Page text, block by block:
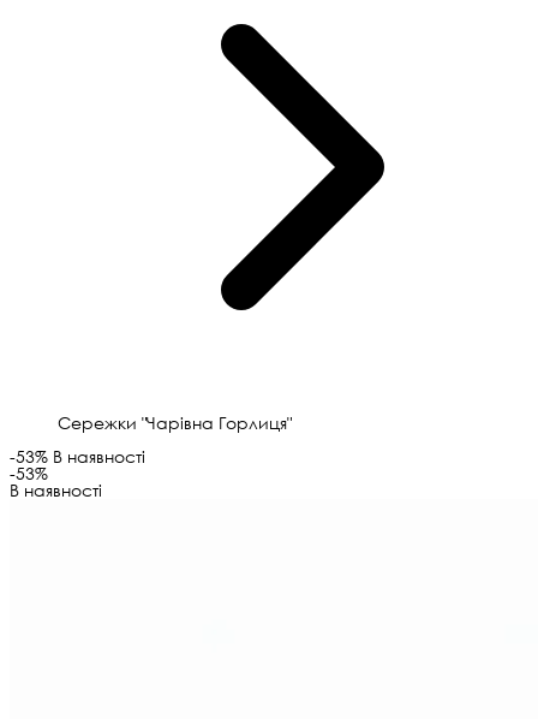
Сережки "Чарівна Горлиця"
-53% В наявності
-53%
В наявності